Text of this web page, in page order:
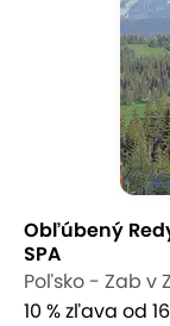
Obľúbený
SPA
Poľsko - Zab v
10 % zľava od